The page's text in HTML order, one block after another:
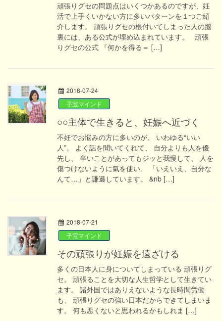
頑張りグセの問題点はいくつかあるのですが、妊
活で上手くいかない方に多いパターンを１つご紹
介します。 頑張りグセの根付いてしまった人の脳
裏には、ある公式が埋め込まれています。 頑張
りグセの公式 『何かを得る＝ […]
2018-07-24
子宝マインド
○○主体で生きると、妊娠へ近づく
不妊でお悩みの方に多いのが、 いわゆる“いい
人”。 よく話を聞いてくれて、 自分よりも人を優
先し、 辛いことがあってもジッと我慢して、 人を
傷つけないように氣を使い、 「いえいえ、自分な
んて…」と謙遜しています。 &nb […]
2018-07-21
子宝マインド
その頑張りが妊娠を遠ざける
多くの日本人に身についてしまっている 頑張りグ
セ。 頑張ることを大切な人生哲学として生きてい
ます。 諸外国ではありえないような長時間労働
も、 頑張りグセの強い日本だからできてしまいま
す。 何も悪くないと思われるかもしれま […]